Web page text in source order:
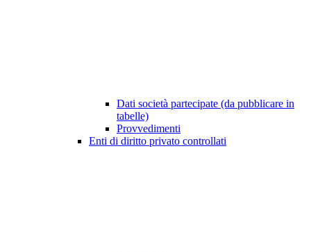
Dati società partecipate (da pubblicare in
tabelle)
Provvedimenti
Enti di diritto privato controllati